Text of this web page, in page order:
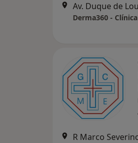
Av. Duque de
Derma360 -
R Marco